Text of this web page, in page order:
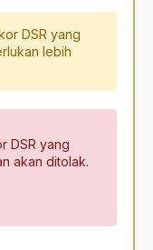
DSR yang
lebih
DSR yang
akan ditolak.